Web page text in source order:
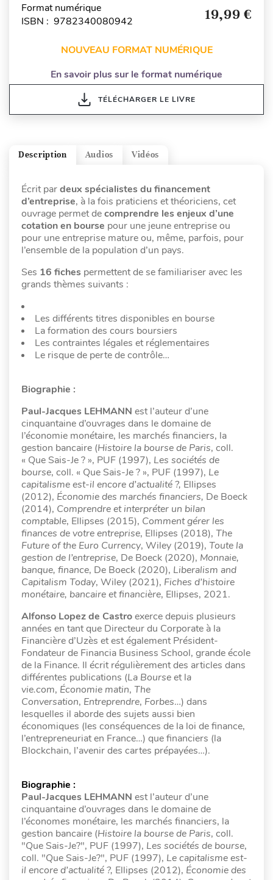
Format numérique
ISBN : 9782340080942
19,99 €
NOUVEAU FORMAT NUMÉRIQUE
En savoir plus sur le format numérique
TÉLÉCHARGER LE LIVRE
Vidéos
Audios
Description
Écrit pardeux spécialistes du financement
d’entreprise, à la fois praticiens et théoriciens, cet
ouvrage permet decomprendre les enjeux d’une
cotation en bourse pour une jeune entreprise ou
pour une entreprise mature ou, même, parfois, pour
l’ensemble de la population d’un pays.
Ses 16 fiches permettent de se familiariser avec les
grands thèmes suivants :
Les différents titres disponibles en bourse
La formation des cours boursiers
Les contraintes légales et réglementaires
Le risque de perte de contrôle…
Biographie :
Paul-Jacques LEHMANN est l’auteur d’une
cinquantaine d’ouvrages dans le domaine de
l’économie monétaire, les marchés financiers, la
gestion bancaire (Histoire la bourse de Paris, coll.
« Que Sais-Je ? », PUF (1997), Les sociétés de
bourse, coll. « Que Sais-Je ? », PUF (1997), Le
capitalisme est-il encore d’actualité ?, Ellipses
(2012), Économie des marchés financiers, De Boeck
(2014), Comprendre et interpréter un bilan
comptable, Ellipses (2015), Comment gérer les
finances de votre entreprise, Ellipses (2018), The
Future of the Euro Currency, Wiley (2019), Toute la
gestion de l’entreprise, De Boeck (2020), Monnaie,
banque, finance, De Boeck (2020), Liberalism and
Capitalism Today, Wiley (2021), Fiches d’histoire
monétaire, bancaire et financière, Ellipses, 2021.
Alfonso Lopez de Castroexerce depuis plusieurs
années en tant que Directeur du Corporate à la
Financière d’Uzès et est également Président-
Fondateur de Financia Business School, grande école
de la Finance. Il écrit régulièrement des articles dans
différentes publications (La Bourseet la
vie.com, Économie matin, The
Conversation, Entreprendre, Forbes…) dans
lesquelles il aborde des sujets aussi bien
économiques (les conséquences de la loi de finance,
l’entrepreneuriat en France…) que financiers (la
Blockchain, l’avenir des cartes prépayées…).
Biographie :
Paul-Jacques LEHMANN est l’auteur d’une
cinquantaine d’ouvrages dans le domaine de
l’économes monétaire, les marchés financiers, la
gestion bancaire (Histoire la bourse de Paris, coll.
"Que Sais-Je?", PUF (1997), Les sociétés de bourse,
coll. "Que Sais-Je?", PUF (1997), Le capitalisme est-
il encore d’actualité ?, Ellipses (2012), Économie des